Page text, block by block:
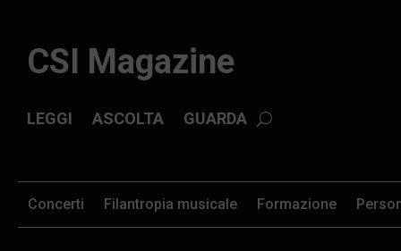
CSI Magazine
ASCOLTA GUARDA
LEGGI
Formazione
Concerti Filantropia musicale